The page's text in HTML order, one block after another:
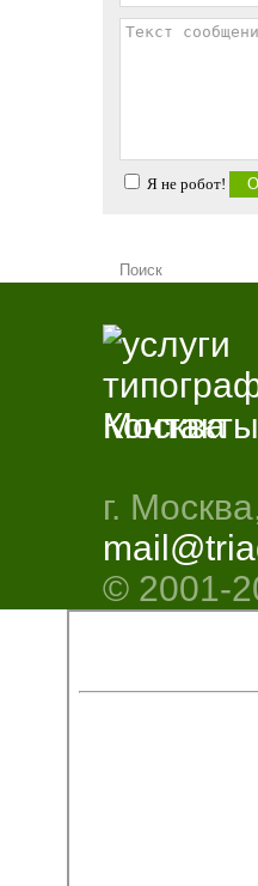
Я не робот!
Контакты
г.
© 2001-